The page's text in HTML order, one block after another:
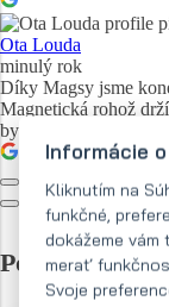
Ota Louda
minulý rok
Díky Magsy jsme
Magnetická rohož
bylo rychlé, fakt
Popis
Informácie
Kliknutím na
funkčné,
dokážeme
merať
Svoje